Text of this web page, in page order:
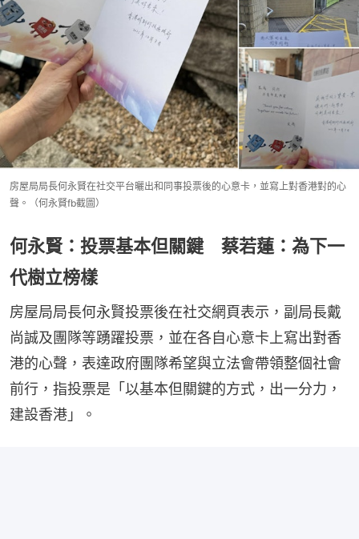
房屋局局長何永賢在社交平台曬出和同事投票後的心意卡，並寫上對香港對的心
聲。（何永賢fb截圖）
何永賢：投票基本但關鍵 蔡若蓮：為下一
代樹立榜樣
房屋局局長何永賢投票後在社交網頁表示，副局長戴
尚誠及團隊等踴躍投票，並在各自心意卡上寫出對香
港的心聲，表達政府團隊希望與立法會帶領整個社會
前行，指投票是「以基本但關鍵的方式，出一分力，
建設香港」。